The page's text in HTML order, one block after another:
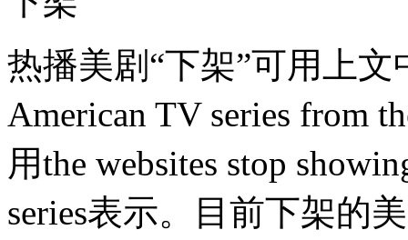
热播美剧“下架”可用上文
American TV series from
用the websites stop
series表示。目前下架的